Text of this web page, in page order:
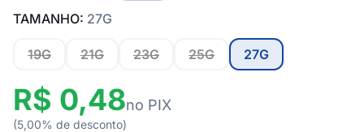
TAMANHO: 27G
19G 21G 23G 25G 27G
R$ 0,48no PIX
(5,00% de desconto)